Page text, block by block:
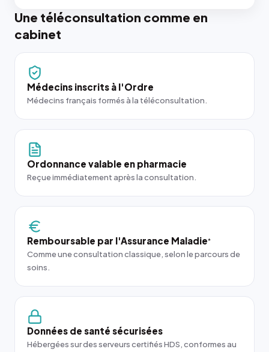
Une téléconsultation comme en
cabinet
Médecins inscrits à l'Ordre
Médecins français formés à la téléconsultation.
Ordonnance valable en pharmacie
Reçue immédiatement après la consultation.
Remboursable par l'Assurance Maladie*
Comme une consultation classique, selon le parcours de
soins.
Données de santé sécurisées
Hébergées sur des serveurs certifiés HDS, conformes au